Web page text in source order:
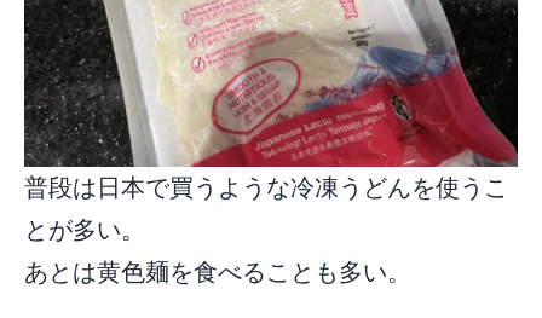
普段は日本で買うような冷凍うどんを使うこ
とが多い。
あとは黄色麺を食べることも多い。